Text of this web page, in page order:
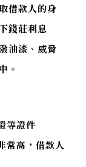
借款人的身
錢莊利息
油漆、威脅
。
等證件
常高，借款人